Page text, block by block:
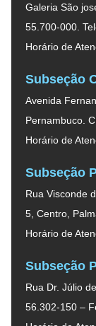
Galeria São
55.700-000.
Horário de
Subseção
Avenida
Pernambuco.
Horário de
Subseção
Rua Visconde
5, Centro,
Horário de
Subseção
Rua Dr. Júlio
56.302-150 –